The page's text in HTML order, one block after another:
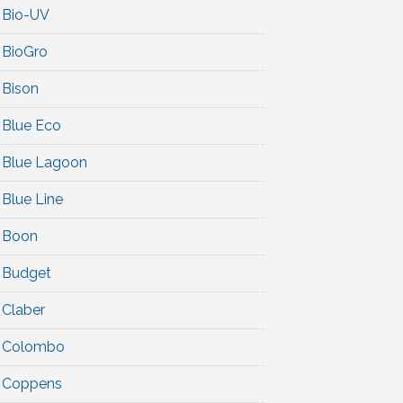
Bio-UV
BioGro
Bison
Blue Eco
Blue Lagoon
Blue Line
Boon
Budget
Claber
Colombo
Coppens